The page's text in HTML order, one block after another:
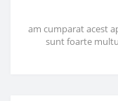
am cumparat acest
sunt foarte